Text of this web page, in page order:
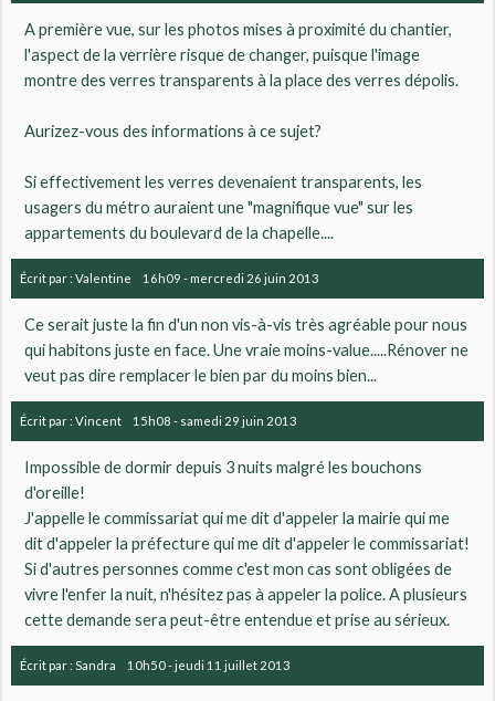
A première vue, sur les photos mises à proximité du chantier,
l'aspect de la verrière risque de changer, puisque l'image
montre des verres transparents à la place des verres dépolis.
Aurizez-vous des informations à ce sujet?
Si effectivement les verres devenaient transparents, les
usagers du métro auraient une "magnifique vue" sur les
appartements du boulevard de la chapelle....
Écrit par :Valentine 16h09 - mercredi 26 juin 2013
Ce serait juste la fin d'un non vis-à-vis très agréable pour nous
qui habitons juste en face. Une vraie moins-value.....Rénover ne
veut pas dire remplacer le bien par du moins bien...
Écrit par :Vincent 15h08 - samedi 29 juin 2013
Impossible de dormir depuis 3 nuits malgré les bouchons
d'oreille!
J'appelle le commissariat qui me dit d'appeler la mairie qui me
dit d'appeler la préfecture qui me dit d'appeler le commissariat!
Si d'autres personnes comme c'est mon cas sont obligées de
vivre l'enfer la nuit, n'hésitez pas à appeler la police. A plusieurs
cette demande sera peut-être entendue et prise au sérieux.
Écrit par :Sandra 10h50-jeudi 11 juillet 2013